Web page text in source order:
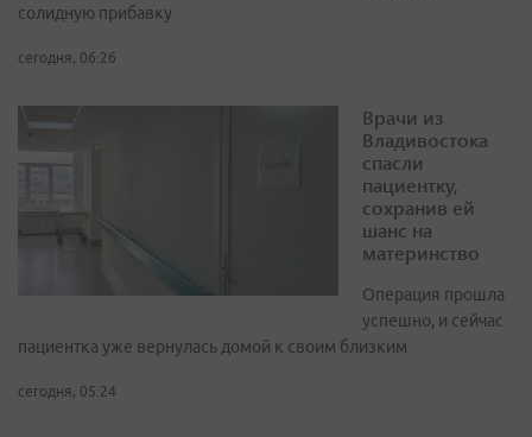
солидную прибавку
сегодня, 06:26
Врачи из
Владивостока
спасли
пациентку,
сохранив ей
шанс на
материнство
Операция прошла
успешно, и сейчас
пациентка уже вернулась домой к своим близким
сегодня, 05:24